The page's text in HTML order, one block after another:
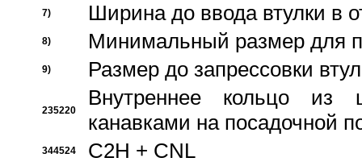
7) Ширина до ввода втулки в
8) Минимальный размер для
9) Размер до запрессовки
235220
Внутреннее кольцо из
канавками на посадочной
344524 C2H + CNL